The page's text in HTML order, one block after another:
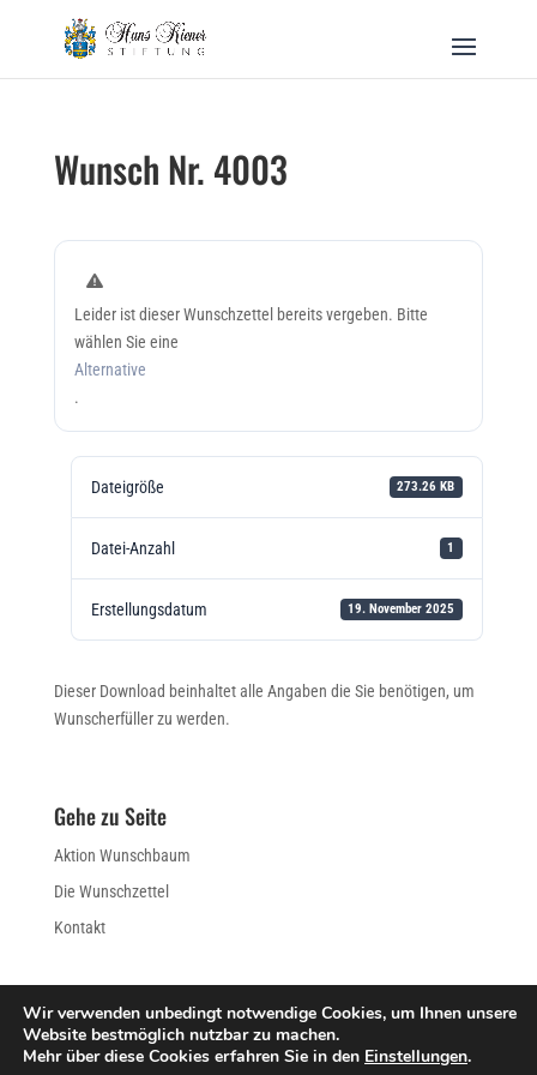
Wunsch Nr. 4003
Leider ist dieser Wunschzettel bereits vergeben. Bitte
wählen Sie eine
Alternative
.
Dateigröße 273.26 KB
Datei-Anzahl 1
Erstellungsdatum 19. November 2025
Dieser Download beinhaltet alle Angaben die Sie benötigen, um
Wunscherfüller zu werden.
Gehe zu Seite
Aktion Wunschbaum
Die Wunschzettel
Kontakt
IMPRESSUM DATENSCHUTZERKLÄRUNG
Wir verwenden unbedingt notwendige Cookies, um Ihnen unsere
Website bestmöglich nutzbar zu machen.
Mehr über diese Cookies erfahren Sie in den Einstellungen.